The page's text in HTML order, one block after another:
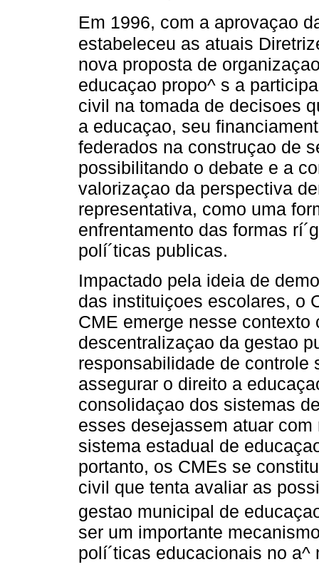
Em 1996, com a aprovaçao
estabeleceu as atuais
nova proposta de
educaçao propo^ s a
civil na tomada de decisoes
a educaçao, seu
federados na construçao de
possibilitando o debate e a
valorizaçao da perspectiva
representativa, como uma
enfrentamento das formas
polí´ticas publicas.
Impactado pela ideia de
das instituiçoes escolares, o
CME emerge nesse
descentralizaçao da gestao
responsabilidade de controle
assegurar o direito a
consolidaçao dos sistemas
esses desejassem atuar
sistema estadual de
portanto, os CMEs se
civil que tenta avaliar as
gestao municipal de
ser um importante
polí´ticas educacionais no a^